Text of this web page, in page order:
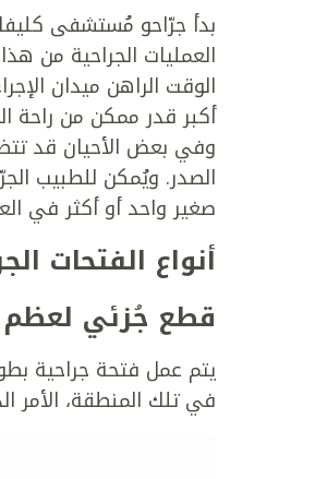
العمليات الجراحية من
الوقت الراهن ميدان
أكبر قدر ممكن من راحة
وفي بعض الأحيان قد
الصدر. ويُمكن للطبيب
صغير واحد أو أكثر في
أنواع الفتحات
قطع جُزئي
في تلك المنطقة، الأمر